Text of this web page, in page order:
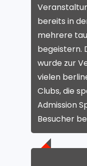
bereits in
mehrere
begeistern.
wurde zur
vielen
Clubs, die
Admission
Besucher